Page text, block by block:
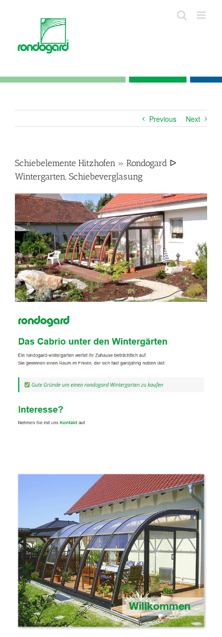
Previous Next
Schiebelemente Hitzhofen » Rondogard ᐅ
Wintergarten, Schiebeverglasung